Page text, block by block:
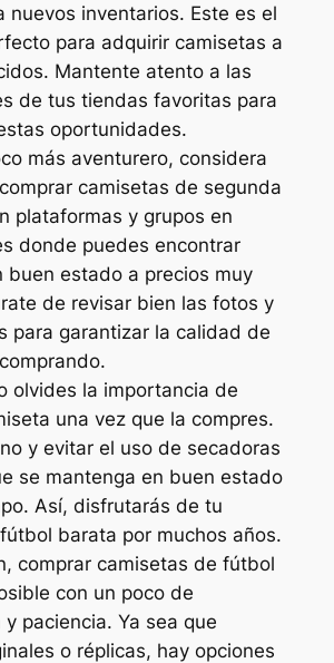
nuevos inventarios. Este es el
para adquirir camisetas a
Mantente atento a las
de tus tiendas favoritas para
oportunidades.
más aventurero, considera
camisetas de segunda
plataformas y grupos en
donde puedes encontrar
buen estado a precios muy
de revisar bien las fotos y
para garantizar la calidad de
olvides la importancia de
una vez que la compres.
y evitar el uso de secadoras
se mantenga en buen estado
Así, disfrutarás de tu
barata por muchos años.
comprar camisetas de fútbol
con un poco de
paciencia. Ya sea que
o réplicas, hay opciones